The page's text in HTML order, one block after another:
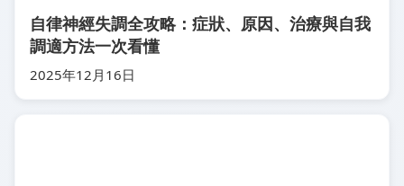
自律神經失調全攻略：症狀、原因、治療與自我
調適方法一次看懂
2025年12月16日